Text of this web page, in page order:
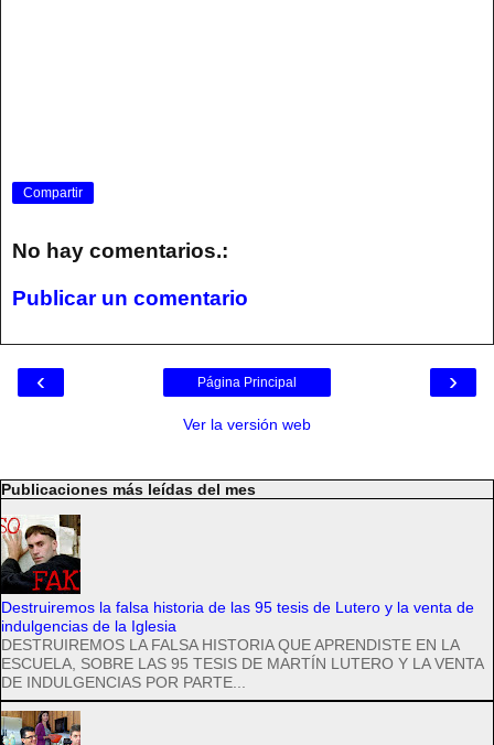
Compartir
No hay comentarios.:
Publicar un comentario
‹ ›
Página Principal
Ver la versión web
Publicaciones más leídas del mes
Destruiremos la falsa historia de las 95 tesis de Lutero y la venta de
indulgencias de la Iglesia
DESTRUIREMOS LA FALSA HISTORIA QUE APRENDISTE EN LA
ESCUELA, SOBRE LAS 95 TESIS DE MARTÍN LUTERO Y LA VENTA
DE INDULGENCIAS POR PARTE...